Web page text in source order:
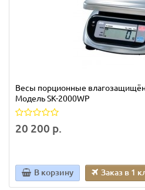
Весы порционные
Модель SK-2000WP
20 200 р.
В корзину Заказ в 1